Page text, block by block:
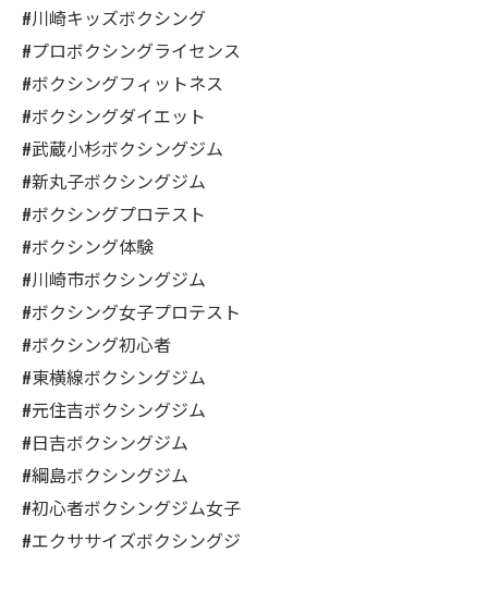
#川崎キッズボクシング
#プロボクシングライセンス
#ボクシングフィットネス
#ボクシングダイエット
#武蔵小杉ボクシングジム
#新丸子ボクシングジム
#ボクシングプロテスト
#ボクシング体験
#川崎市ボクシングジム
#ボクシング女子プロテスト
#ボクシング初心者
#東横線ボクシングジム
#元住吉ボクシングジム
#日吉ボクシングジム
#綱島ボクシングジム
#初心者ボクシングジム女子
#エクササイズボクシングジ